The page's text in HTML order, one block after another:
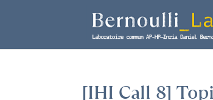
[IHI Call 8]